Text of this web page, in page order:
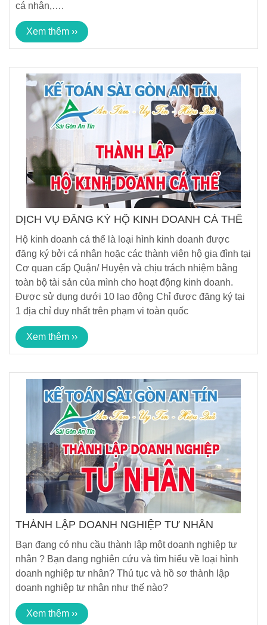
cá nhân,….
Xem thêm ››
DỊCH VỤ ĐĂNG KÝ HỘ KINH DOANH CÁ THỂ
Hộ kinh doanh cá thể là loại hình kinh doanh được
đăng ký bởi cá nhân hoặc các thành viên hộ gia đình tại
Cơ quan cấp Quận/ Huyện và chịu trách nhiệm bằng
toàn bộ tài sản của mình cho hoạt động kinh doanh.
Được sử dụng dưới 10 lao động Chỉ được đăng ký tại
1 địa chỉ duy nhất trên phạm vi toàn quốc
Xem thêm ››
THÀNH LẬP DOANH NGHIỆP TƯ NHÂN
Bạn đang có nhu cầu thành lập một doanh nghiệp tư
nhân ? Bạn đang nghiên cứu và tìm hiểu về loại hình
doanh nghiệp tư nhân? Thủ tục và hồ sơ thành lập
doanh nghiệp tư nhân như thế nào?
Xem thêm ››